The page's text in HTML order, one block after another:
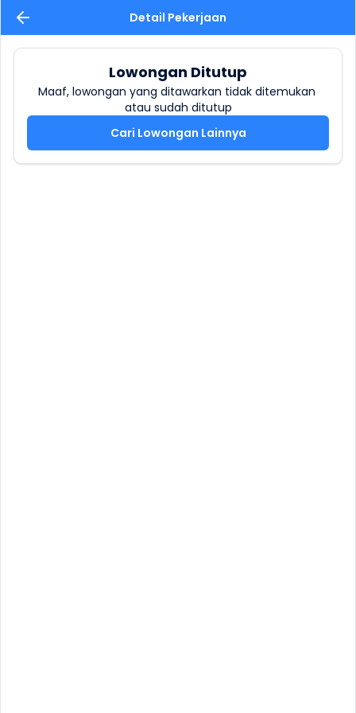
Detail Pekerjaan
Lowongan Ditutup
Maaf, lowongan yang ditawarkan tidak ditemukan
atau sudah ditutup
Cari Lowongan Lainnya